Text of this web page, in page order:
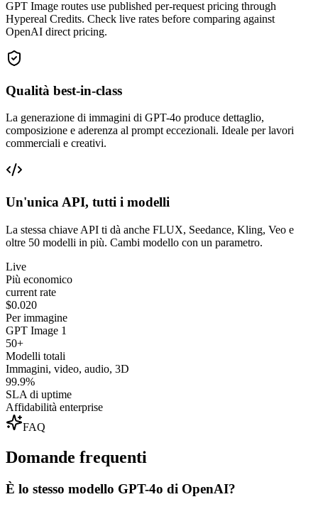
GPT Image routes use published per-request pricing through
Hypereal Credits. Check live rates before comparing against
OpenAI direct pricing.
Qualità best-in-class
La generazione di immagini di GPT-4o produce dettaglio,
composizione e aderenza al prompt eccezionali. Ideale per lavori
commerciali e creativi.
Un'unica API, tutti i modelli
La stessa chiave API ti dà anche FLUX, Seedance, Kling, Veo e
oltre 50 modelli in più. Cambi modello con un parametro.
Live
Più economico
current rate
$0.020
Per immagine
GPT Image 1
50+
Modelli totali
Immagini, video, audio, 3D
99.9%
SLA di uptime
Affidabilità enterprise
FAQ
Domande frequenti
È lo stesso modello GPT-4o di OpenAI?